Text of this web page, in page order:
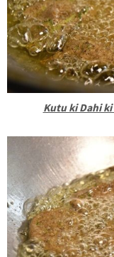
Kutu ki Dahi ki